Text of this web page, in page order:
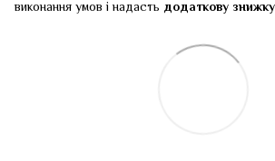
виконання умов і надасть додаткову